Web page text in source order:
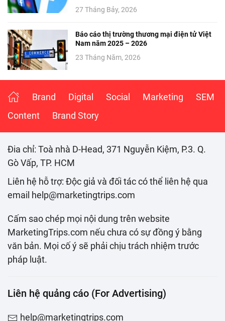
27 Tháng Bảy, 2026
Báo cáo thị trường thương mại điện tử Việt
Nam năm 2025 – 2026
23 Tháng Năm, 2026
Brand Digital Social Marketing
SEM
Content
Brand Story
Đia chỉ: Toà nhà D-Head, 371 Nguyễn Kiệm, P.3. Q.
Gò Vấp, TP. HCM
Liên hệ hỗ trợ: Độc giả và đối tác có thể liên hệ qua
email help@marketingtrips.com
Cấm sao chép mọi nội dung trên website
MarketingTrips.com nếu chưa có sự đồng ý bằng
văn bản. Mọi cố ý sẽ phải chịu trách nhiệm trước
pháp luật.
Liên hệ quảng cáo (For Advertising)
help@marketingtrips.com